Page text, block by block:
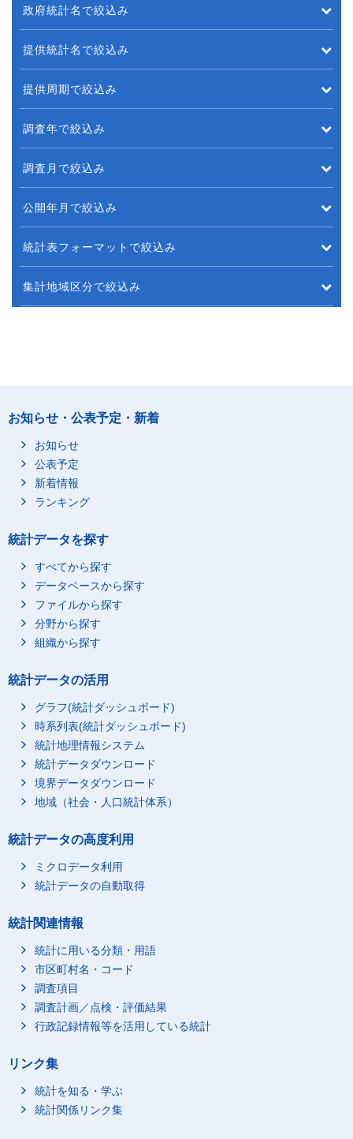
政府統計名で絞込み
提供統計名で絞込み
提供周期で絞込み
調査年で絞込み
調査月で絞込み
公開年月で絞込み
統計表フォーマットで絞込み
集計地域区分で絞込み
お知らせ・公表予定・新着
お知らせ
公表予定
新着情報
ランキング
統計データを探す
すべてから探す
データベースから探す
ファイルから探す
分野から探す
組織から探す
統計データの活用
グラフ(統計ダッシュボード)
時系列表(統計ダッシュボード)
統計地理情報システム
統計データダウンロード
境界データダウンロード
地域（社会・人口統計体系）
統計データの高度利用
ミクロデータ利用
統計データの自動取得
統計関連情報
統計に用いる分類・用語
市区町村名・コード
調査項目
調査計画／点検・評価結果
行政記録情報等を活用している統計
リンク集
統計を知る・学ぶ
統計関係リンク集